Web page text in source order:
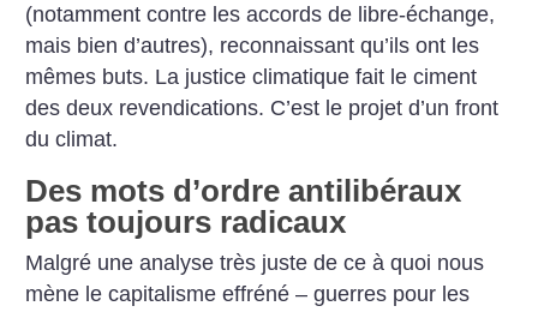
(notamment contre les accords de libre-échange,
mais bien d’autres), reconnaissant qu’ils ont les
mêmes buts. La justice climatique fait le ciment
des deux revendications. C’est le projet d’un front
du climat.
Des mots d’ordre antilibéraux
pas toujours radicaux
Malgré une analyse très juste de ce à quoi nous
mène le capitalisme effréné – guerres pour les